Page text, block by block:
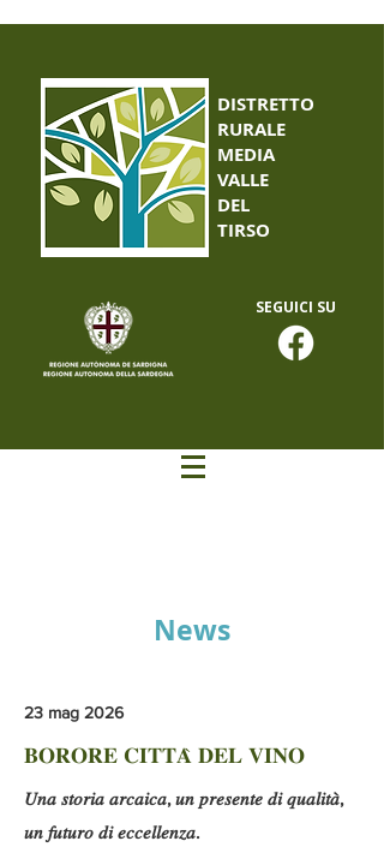
DISTRETTO
RURALE
MEDIA
VALLE
DEL
TIRSO
SEGUICI SU
News
23 mag 2026
𝐁𝐎𝐑𝐎𝐑𝐄 𝐂𝐈𝐓𝐓𝐀̀ 𝐃𝐄𝐋 𝐕𝐈𝐍𝐎
𝑈𝑛𝑎 𝑠𝑡𝑜𝑟𝑖𝑎 𝑎𝑟𝑐𝑎𝑖𝑐𝑎, 𝑢𝑛 𝑝𝑟𝑒𝑠𝑒𝑛𝑡𝑒 𝑑𝑖 𝑞𝑢𝑎𝑙𝑖𝑡𝑎̀,
𝑢𝑛 𝑓𝑢𝑡𝑢𝑟𝑜 𝑑𝑖 𝑒𝑐𝑐𝑒𝑙𝑙𝑒𝑛𝑧𝑎.